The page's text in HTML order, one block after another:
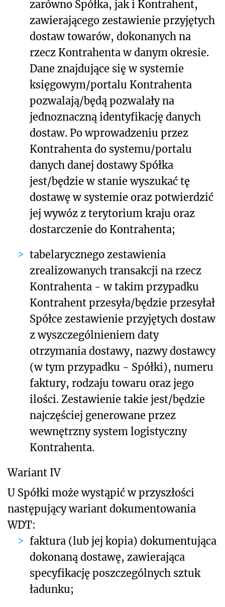
zarówno Spółka, jak i Kontrahent,
zawierającego zestawienie przyjętych
dostaw towarów, dokonanych na
rzecz Kontrahenta w danym okresie.
Dane znajdujące się w systemie
księgowym/portalu Kontrahenta
pozwalają/będą pozwalały na
jednoznaczną identyfikację danych
dostaw. Po wprowadzeniu przez
Kontrahenta do systemu/portalu
danych danej dostawy Spółka
jest/będzie w stanie wyszukać tę
dostawę w systemie oraz potwierdzić
jej wywóz z terytorium kraju oraz
dostarczenie do Kontrahenta;
tabelarycznego zestawienia
zrealizowanych transakcji na rzecz
Kontrahenta - w takim przypadku
Kontrahent przesyła/będzie przesyłał
Spółce zestawienie przyjętych dostaw
z wyszczególnieniem daty
otrzymania dostawy, nazwy dostawcy
(w tym przypadku - Spółki), numeru
faktury, rodzaju towaru oraz jego
ilości. Zestawienie takie jest/będzie
najczęściej generowane przez
wewnętrzny system logistyczny
Kontrahenta.
Wariant IV
U Spółki może wystąpić w przyszłości
następujący wariant dokumentowania
WDT:
faktura (lub jej kopia) dokumentująca
dokonaną dostawę, zawierająca
specyfikację poszczególnych sztuk
ładunku;